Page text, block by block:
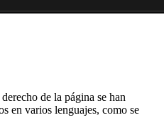
de la página se han
en varios lenguajes, como se